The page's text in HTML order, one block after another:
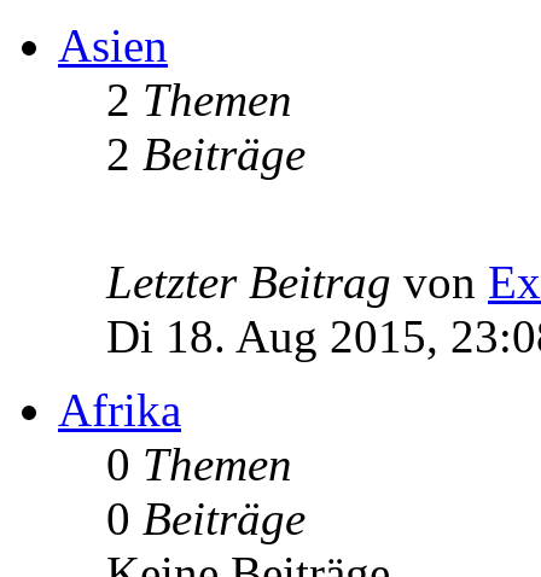
Asien
2 Themen
2 Beiträge
Letzter Beitrag von
Di 18. Aug 2015,
Afrika
0 Themen
0 Beiträge